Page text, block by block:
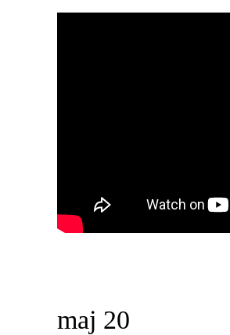
maj 20